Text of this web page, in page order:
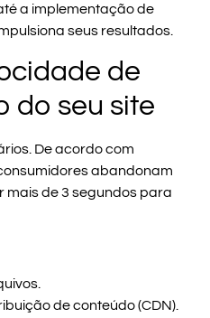
a implementação de
seus resultados.
de
do seu site
De acordo com
abandonam
mais de 3 segundos para
de conteúdo (CDN).